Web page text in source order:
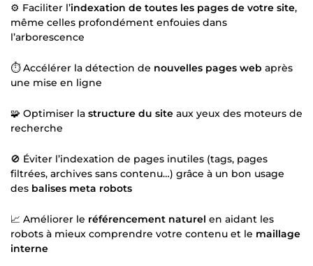
⚙️ Faciliter l’indexation de toutes les pages de votre site,
même celles profondément enfouies dans
l’arborescence
⏱️ Accélérer la détection de nouvelles pages web après
une mise en ligne
🧩 Optimiser la structure du site aux yeux des moteurs de
recherche
🚫 Éviter l’indexation de pages inutiles (tags, pages
filtrées, archives sans contenu…) grâce à un bon usage
des balises meta robots
📈 Améliorer le référencement naturel en aidant les
robots à mieux comprendre votre contenu et le maillage
interne